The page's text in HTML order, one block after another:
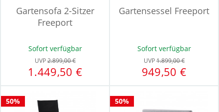
Gartensofa 2-Sitzer
Freeport
Sofort verfügbar
UVP2.899,00 €
1.449,50 €
Gartensessel Freeport
Sofort verfügbar
UVP1.899,00 €
949,50 €
50% 50%